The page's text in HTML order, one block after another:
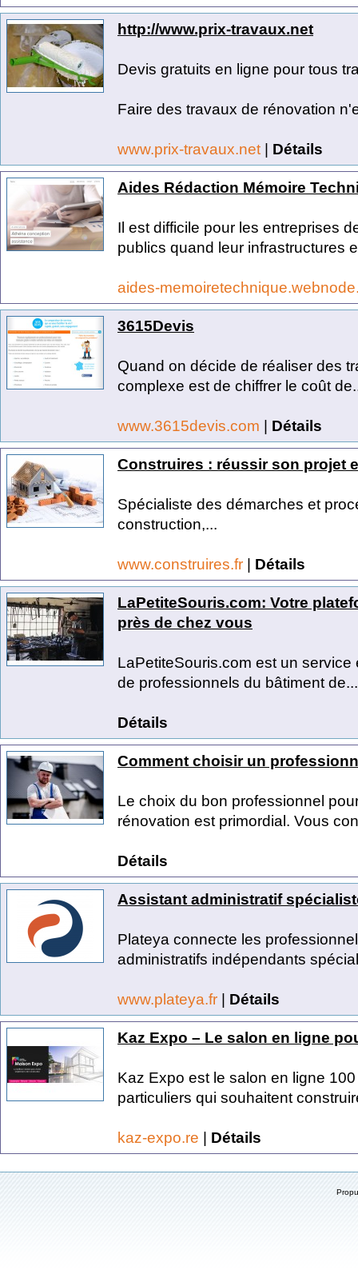
http://www.prix-travaux.net
Devis gratuits en ligne pour tous
Faire des travaux de rénovation
www.prix-travaux.net | Détails
Aides Rédaction Mémoire
Il est difficile pour les entreprises
publics quand leur infrastructures
aides-
3615Devis
Quand on décide de réaliser des
complexe est de chiffrer le coût
www.3615devis.com | Détails
Construires : réussir son projet
Spécialiste des démarches et
construction,...
www.construires.fr | Détails
LaPetiteSouris.com: Votre
près de chez vous
LaPetiteSouris.com est un
de professionnels du bâtiment de...
Détails
Comment choisir un
Le choix du bon professionnel
rénovation est primordial. Vous
Détails
Assistant administratif
Plateya connecte les
administratifs indépendants
www.plateya.fr | Détails
Kaz Expo – Le salon en ligne
Kaz Expo est le salon en ligne
particuliers qui souhaitent
kaz-expo.re | Détails